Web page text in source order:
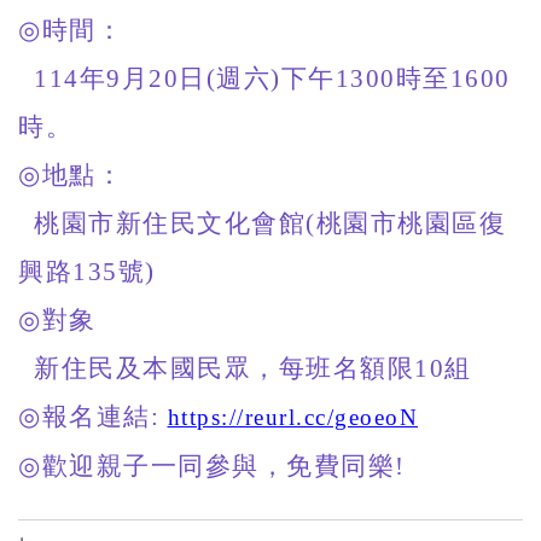
◎時間：
114年9月20日(週六)下午1300時至1600
時。
◎地點：
桃園市新住民文化會館(桃園市桃園區復
興路135號)
◎對象
新住民及本國民眾，每班名額限10組
◎報名連結: https://reurl.cc/geoeoN
◎歡迎親子一同參與，免費同樂!